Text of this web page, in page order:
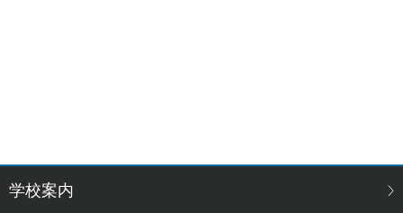
学校案内